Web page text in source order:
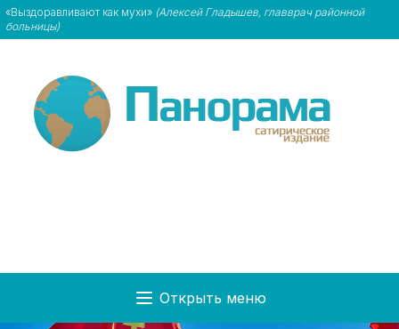
«Выздоравливают как мухи» (Алексей Гладышев, главврач районной
больницы)
Открыть меню